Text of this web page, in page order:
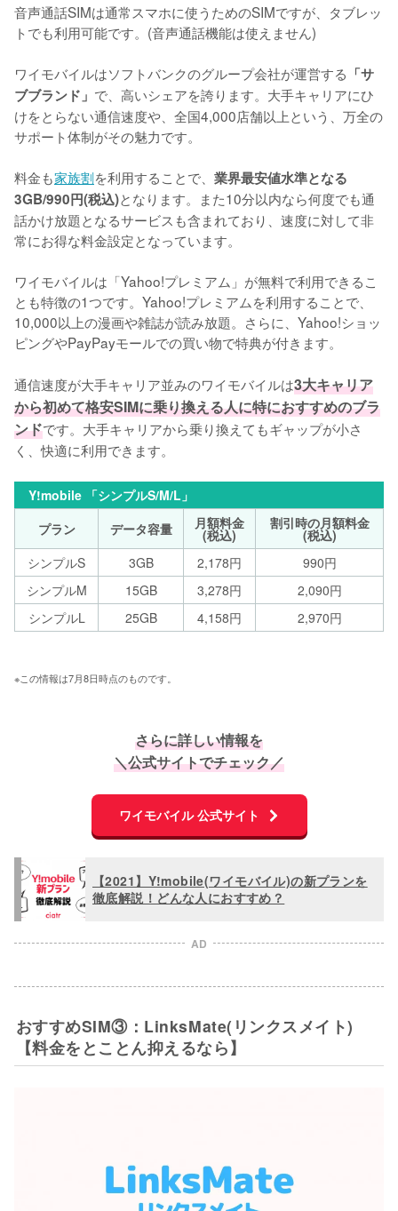
音声通話SIMは通常スマホに使うためのSIMですが、タブレッ
トでも利用可能です。(音声通話機能は使えません)
ワイモバイルはソフトバンクのグループ会社が運営する 「サ
ブブランド」 で、高いシェアを誇ります。大手キャリアにひ
けをとらない通信速度や、全国4,000店舗以上という、万全の
サポート体制がその魅力です。
料金も家族割を利用することで、 業界最安値水準となる
3GB/990円(税込)となります。また10分以内なら何度でも通
話かけ放題となるサービスも含まれており、速度に対して非
常にお得な料金設定となっています。
ワイモバイルは「Yahoo!プレミアム」が無料で利用できるこ
とも特徴の1つです。Yahoo!プレミアムを利用することで、
10,000以上の漫画や雑誌が読み放題。さらに、Yahoo!ショッ
ピングやPayPayモールでの買い物で特典が付きます。
通信速度が大手キャリア並みのワイモバイルは3大キャリア
から初めて格安SIMに乗り換える人に特におすすめのブラ
ンドです。大手キャリアから乗り換えてもギャップが小さ
く、快適に利用できます。
Y!mobile 「シンプルS/M/L」
プラン
データ容量 月額料金
(税込)
割引時の月額料金
(税込)
シンプルS
3GB 2,178円
990円
シンプルM
15GB 3,278円
2,090円
シンプルL
25GB 4,158円 2,970円
※この情報は7月8日時点のものです。
さらに詳しい情報を
＼公式サイトでチェック／
ワイモバイル 公式サイト
【2021】Y!mobile(ワイモバイル)の新プランを
徹底解説！どんな人におすすめ？
AD
おすすめSIM③：LinksMate(リンクスメイト)
【料金をとことん抑えるなら】